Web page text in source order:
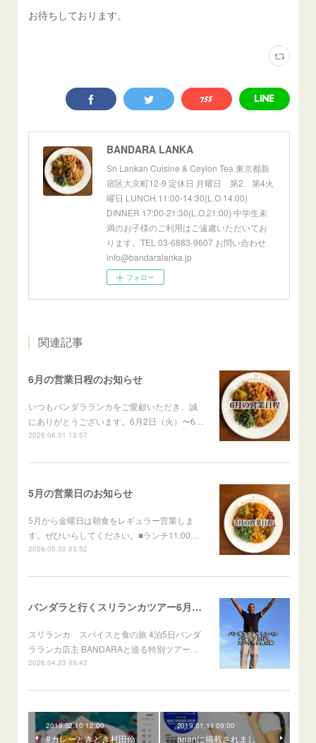
お待ちしております。
BANDARA LANKA
Sri Lankan Cuisine & Ceylon Tea 東京都新
宿区大京町12-9 定休日 月曜日 第2、第4火
曜日 LUNCH 11:00-14:30(L.O.14:00)
DINNER 17:00-21:30(L.O.21:00) 中学生未
満のお子様のご利用はご遠慮いただいてお
ります。TEL 03-6883-9607 お問い合わせ
info@bandaralanka.jp
フォロー
関連記事
6月の営業日程のお知らせ
いつもバンダラランカをご愛顧いただき、誠
にありがとうございます。6月2日（火）〜6…
2026.06.01 13:57
5月の営業日のお知らせ
5月から金曜日は朝食をレギュラー営業しま
す。ぜひいらしてください。■ランチ11:00…
2026.05.02 03:52
バンダラと行くスリランカツアー6月出発
スリランカ スパイスと食の旅 4泊5日バンダ
ラランカ店主 BANDARAと巡る特別ツアー…
2026.04.23 09:42
2019.02.10 12:00
#カレーときどき村田倫
2019.01.11 09:00
ananに掲載されまし